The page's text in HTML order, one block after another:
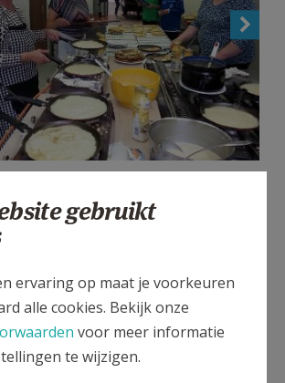
Meerbeke 2018 © Nadine Smet
Ninove
gebruikt
ervaring op maat je voorkeuren
alle cookies. Bekijk onze
voor meer informatie
te wijzigen.